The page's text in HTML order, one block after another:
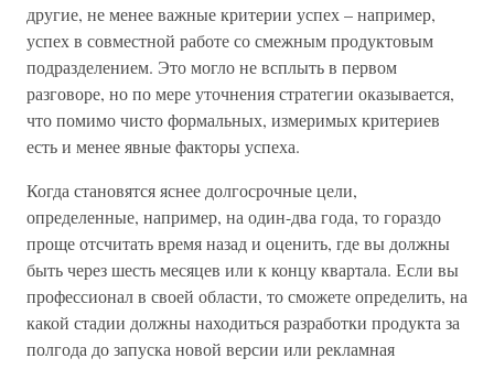
другие, не менее важные критерии успех – например,
успех в совместной работе со смежным продуктовым
подразделением. Это могло не всплыть в первом
разговоре, но по мере уточнения стратегии оказывается,
что помимо чисто формальных, измеримых критериев
есть и менее явные факторы успеха.
Когда становятся яснее долгосрочные цели,
определенные, например, на один-два года, то гораздо
проще отсчитать время назад и оценить, где вы должны
быть через шесть месяцев или к концу квартала. Если вы
профессионал в своей области, то сможете определить, на
какой стадии должны находиться разработки продукта за
полгода до запуска новой версии или рекламная